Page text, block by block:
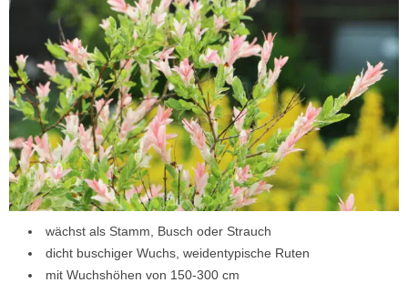
wächst als Stamm, Busch oder Strauch
dicht buschiger Wuchs, weidentypische Ruten
mit Wuchshöhen von 150-300 cm